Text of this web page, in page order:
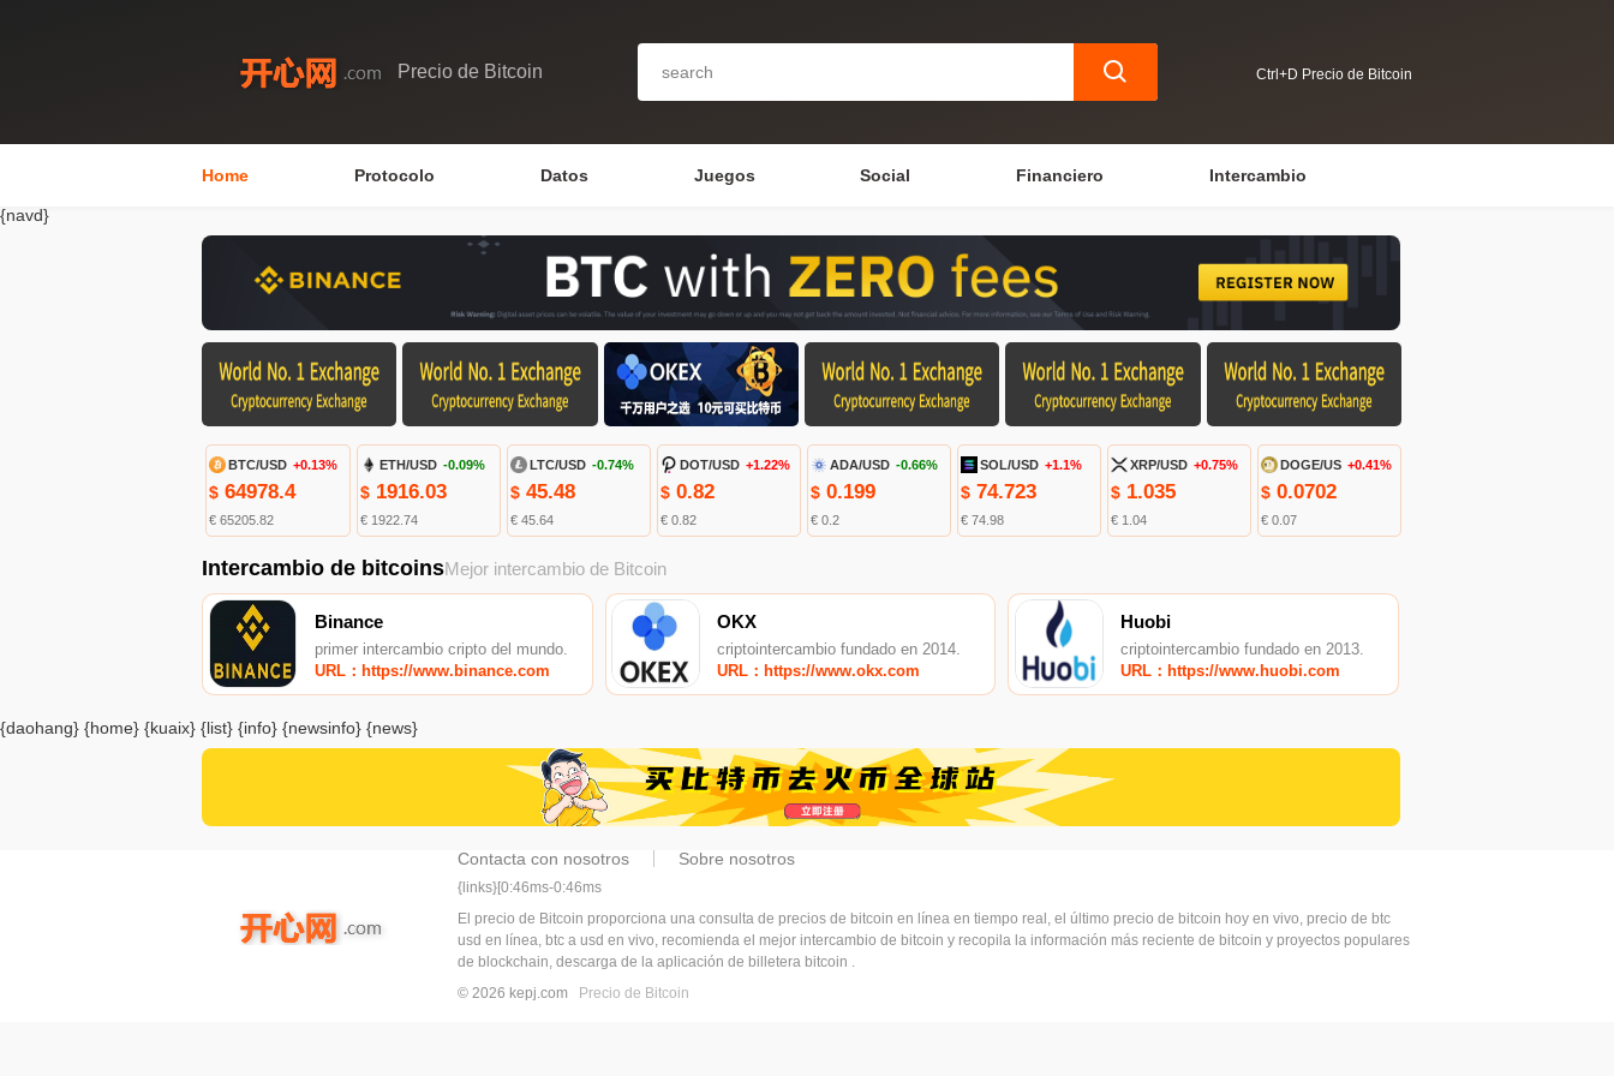
Precio de Bitcoin Ctrl+D Precio de Bitcoin
Home Protocolo Datos Juegos Social Financiero Intercambio
{navd}
BTC/USD +0.13%
$ 64978.4
€ 65205.82
ETH/USD -0.09%
$1916.03
€ 1922.74
LTC/USD -0.74%
$45.48
€ 45.64
DOT/USD +1.22%
$0.82
€ 0.82
ADA/USD -0.66%
$0.199
€ 0.2
SOL/USD +1.1%
$ 74.723
€ 74.98
XRP/USD +0.75%
$ 1.035
€ 1.04
DOGE/US +0.41%
$ 0.0702
€ 0.07
Intercambio de bitcoinsMejor intercambio de Bitcoin
Binance
primer intercambio cripto del mundo.
URL：https://www.binance.com
OKX
criptointercambio fundado en 2014.
URL：https://www.okx.com
Huobi
criptointercambio fundado en 2013.
URL：https://www.huobi.com
{daohang} {home} {kuaix} {list} {info} {newsinfo} {news}
Contacta con nosotros Sobre nosotros
{links}[0:46ms-0:46ms
El precio de Bitcoin proporciona una consulta de precios de bitcoin en línea en tiempo real, el último precio de bitcoin hoy en vivo, precio de btc
usd en línea, btc a usd en vivo, recomienda el mejor intercambio de bitcoin y recopila la información más reciente de bitcoin y proyectos populares
de blockchain, descarga de la aplicación de billetera bitcoin .
© 2026 kepj.com
Precio de Bitcoin